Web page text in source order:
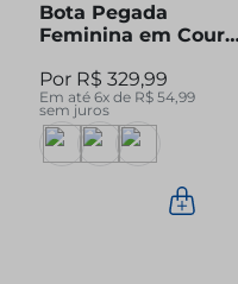
Bota Pegada
Feminina em Couro
280512-04
R$ 329,99
Em até 6x de R$ 54,99
sem juros